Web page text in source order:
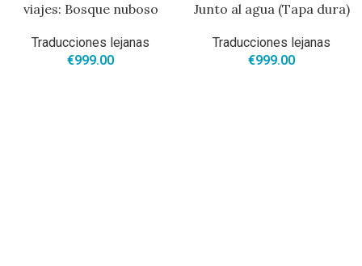
viajes: Bosque nuboso
Traducciones lejanas
€999.00
Junto al agua (Tapa dura)
Traducciones lejanas
€999.00